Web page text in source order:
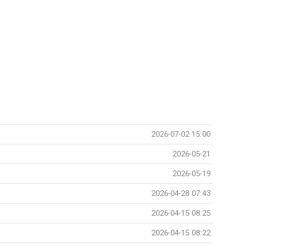
2026-07-02 15:00
2026-05-21
2026-05-19
2026-04-28 07:43
2026-04-15 08:25
2026-04-15 08:22